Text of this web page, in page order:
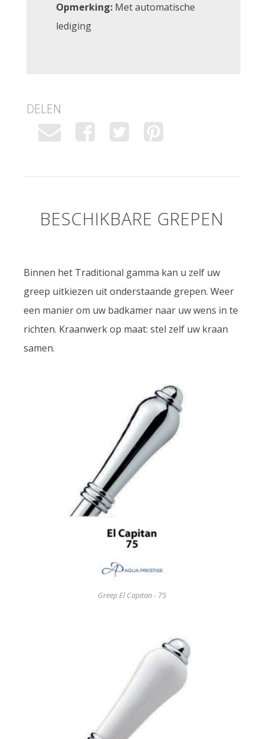
Opmerking: Met automatische
lediging
DELEN
BESCHIKBARE GREPEN
Binnen het Traditional gamma kan u zelf uw
greep uitkiezen uit onderstaande grepen. Weer
een manier om uw badkamer naar uw wens in te
richten. Kraanwerk op maat: stel zelf uw kraan
samen.
Greep El Capitan - 75